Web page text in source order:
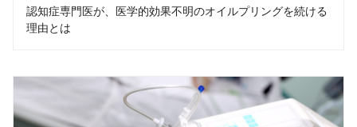
認知症専門医が、医学的効果不明のオイルプリングを続ける
理由とは